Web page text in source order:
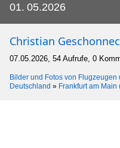
01. 05.2026
Christian
07.05.2026, 54 Aufrufe, 0
Bilder und Fotos von Flugzeugen
Deutschland » Frankfurt am Main